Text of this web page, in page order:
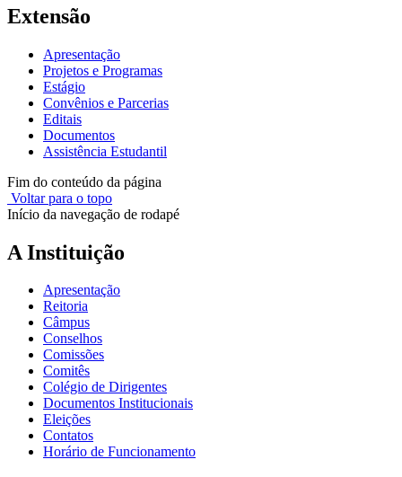
Extensão
Apresentação
Projetos e Programas
Estágio
Convênios e Parcerias
Editais
Documentos
Assistência Estudantil
Fim do conteúdo da página
Voltar para o topo
Início da navegação de rodapé
A Instituição
Apresentação
Reitoria
Câmpus
Conselhos
Comissões
Comitês
Colégio de Dirigentes
Documentos Institucionais
Eleições
Contatos
Horário de Funcionamento